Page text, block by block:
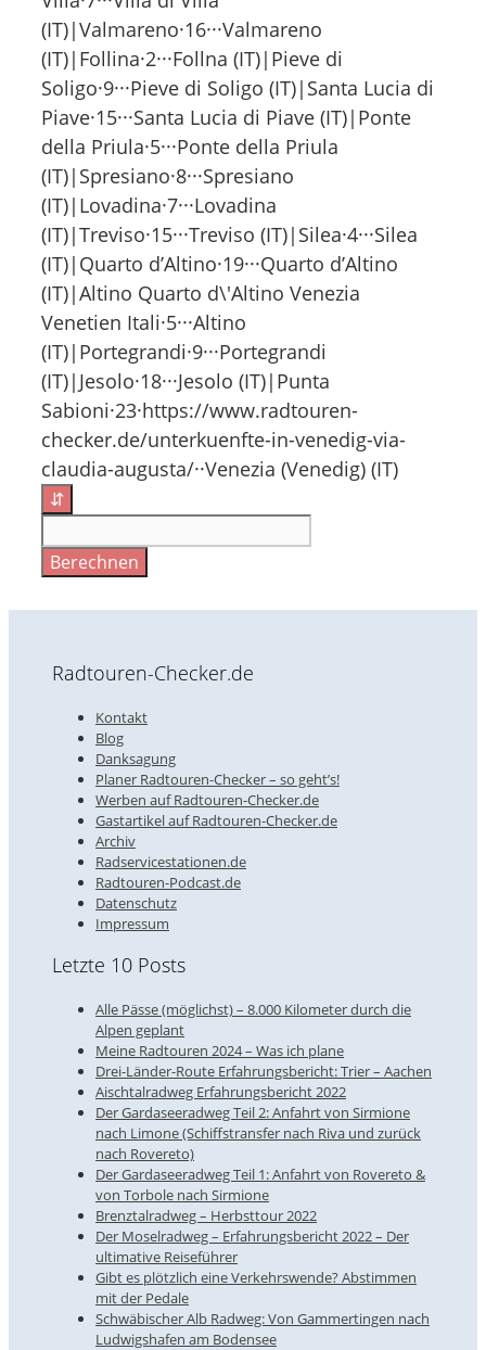
(IT)|Valmareno·16···Valmareno
(IT)|Follina·2···Follna (IT)|Pieve di
Soligo·9···Pieve di Soligo (IT)|Santa Lucia di
Piave·15···Santa Lucia di Piave (IT)|Ponte
della Priula·5···Ponte della Priula
(IT)|Spresiano·8···Spresiano
(IT)|Lovadina·7···Lovadina
(IT)|Treviso·15···Treviso (IT)|Silea·4···Silea
(IT)|Quarto d’Altino·19···Quarto d’Altino
(IT)|Altino Quarto d\'Altino Venezia
Venetien Itali·5···Altino
(IT)|Portegrandi·9···Portegrandi
(IT)|Jesolo·18···Jesolo (IT)|Punta
Sabioni·23·https://www.radtouren-
checker.de/unterkuenfte-in-venedig-via-
claudia-augusta/··Venezia (Venedig) (IT)
⇵
Berechnen
Radtouren-Checker.de
Kontakt
Blog
Danksagung
Planer Radtouren-Checker – so geht’s!
Werben auf Radtouren-Checker.de
Gastartikel auf Radtouren-Checker.de
Archiv
Radservicestationen.de
Radtouren-Podcast.de
Datenschutz
Impressum
Letzte 10 Posts
Alle Pässe (möglichst) – 8.000 Kilometer durch die
Alpen geplant
Meine Radtouren 2024 – Was ich plane
Drei-Länder-Route Erfahrungsbericht: Trier – Aachen
Aischtalradweg Erfahrungsbericht 2022
Der Gardaseeradweg Teil 2: Anfahrt von Sirmione
nach Limone (Schiffstransfer nach Riva und zurück
nach Rovereto)
Der Gardaseeradweg Teil 1: Anfahrt von Rovereto &
von Torbole nach Sirmione
Brenztalradweg – Herbsttour 2022
Der Moselradweg – Erfahrungsbericht 2022 – Der
ultimative Reiseführer
Gibt es plötzlich eine Verkehrswende? Abstimmen
mit der Pedale
Schwäbischer Alb Radweg: Von Gammertingen nach
Ludwigshafen am Bodensee